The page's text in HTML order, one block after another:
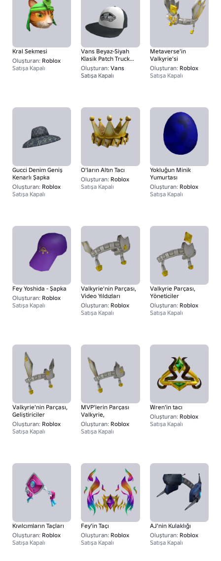
Kral Sekmesi
Oluşturan: Roblox
Satışa Kapalı
Vans Beyaz-Siyah
Klasik Patch Trucker
Şapkası
Oluşturan: Vans
Satışa Kapalı
1
Metaverse'in
Valkyrie'si
Oluşturan: Roblox
Satışa Kapalı
Gucci Denim Geniş
Kenarlı Şapka
Oluşturan: Roblox
Satışa Kapalı
O'ların Altın Tacı
Oluşturan: Roblox
Satışa Kapalı
Yokluğun Minik
Yumurtası
Oluşturan: Roblox
Satışa Kapalı
Fey Yoshida - Şapka
Oluşturan: Roblox
Satışa Kapalı
Valkyrie'nin Parçası,
Video Yıldızları
Oluşturan: Roblox
Satışa Kapalı
Valkyrie Parçası,
Yöneticiler
Oluşturan: Roblox
Satışa Kapalı
Valkyrie'nin Parçası,
Geliştiriciler
Oluşturan: Roblox
Satışa Kapalı
MVP'lerin Parçası
Valkyrie,
Oluşturan: Roblox
Satışa Kapalı
Wren'in tacı
Oluşturan: Roblox
Satışa Kapalı
Kıvılcımların Taçları
Oluşturan: Roblox
Satışa Kapalı
Fey'in Taçı
Oluşturan: Roblox
Satışa Kapalı
AJ'nin Kulaklığı
Oluşturan: Roblox
Satışa Kapalı